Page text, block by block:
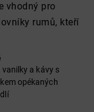
vhodný pro
rumů, kteří
a kávy s
opékaných